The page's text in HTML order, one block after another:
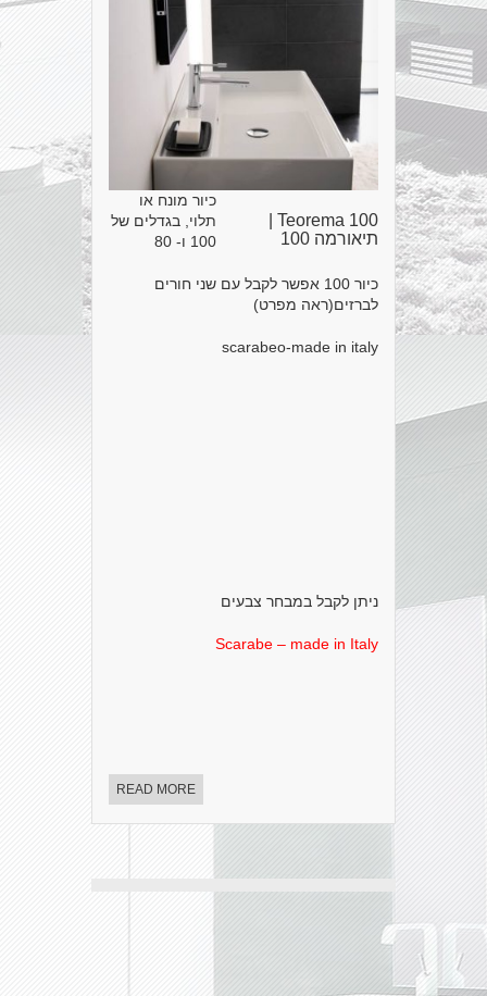
תיאורמה 100
כיור מונח או
תלוי, בגדלים של
100 ו- 80
כיור 100 אפשר לקבל עם שני חורים
לברזים(ראה מפרט)
scarabeo-made in italy
ניתן לקבל במבחר צבעים
Scarabe – made in Italy
READ MORE